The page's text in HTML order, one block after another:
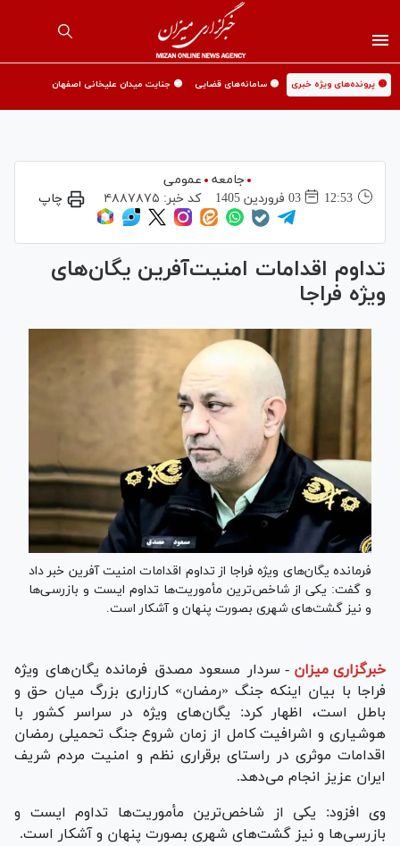
🟡 پرونده‌های ویژه خبری 🟡 سامانه‌های قضایی 🟡 جنایت میدان علیخانی اصفهان
جامعه
عمومی
12:53
03 فروردين 1405 کد خبر: ۴۸۸۷۸۷۵ چاپ
تداوم اقدامات امنیت‌آفرین یگان‌های
ویژه فراجا
فرمانده یگان‌های ویژه فراجا از تداوم اقدامات امنیت آفرین خبر داد
و گفت: یکی از شاخص‌ترین مأموریت‌ها تداوم ایست و بازرسی‌ها
و نیز گشت‌های شهری بصورت پنهان و آشکار است.
خبرگزاری میزان - سردار مسعود مصدق فرمانده یگان‌های ویژه
فراجا با بیان اینکه جنگ «رمضان» کارزاری بزرگ میان حق و
باطل است، اظهار کرد: یگان‌های ویژه در سراسر کشور با
هوشیاری و اشرافیت کامل از زمان شروع جنگ تحمیلی رمضان
اقدامات موثری در راستای برقراری نظم و امنیت مردم شریف
ایران عزیز انجام می‌دهد.
وی افزود: یکی از شاخص‌ترین مأموریت‌ها تداوم ایست و
بازرسی‌ها و نیز گشت‌های شهری بصورت پنهان و آشکار است.